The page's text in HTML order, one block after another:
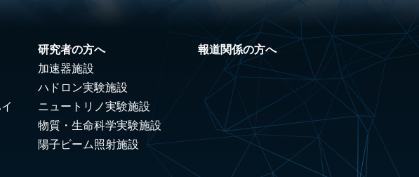
研究者の方へ
加速器施設
ハドロン実験施設
ニュートリノ実験施設
物質・生命科学実験施設
陽子ビーム照射施設
報道関係の方へ